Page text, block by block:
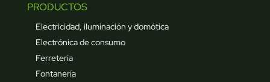
PRODUCTOS
Electricidad, iluminación y domótica
Electrónica de consumo
Ferretería
Fontanería